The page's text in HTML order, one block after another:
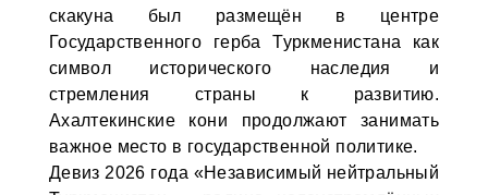
скакуна был размещён в центре
Государственного герба Туркменистана как
символ исторического наследия и
стремления страны к развитию.
Ахалтекинские кони продолжают занимать
важное место в государственной политике.
Девиз 2026 года «Независимый нейтральный